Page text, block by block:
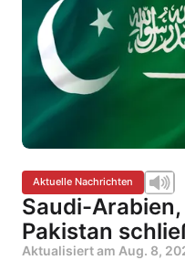
Aktuelle Nachrichten
Saudi-
Pakistan
Aktualisiert am Aug. 8,